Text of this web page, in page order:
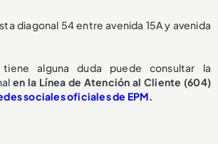
diagonal 54 entre avenida 15A y avenida
alguna duda puede consultar la
en la Línea de Atención al Cliente (604)
sociales oficiales de EPM.